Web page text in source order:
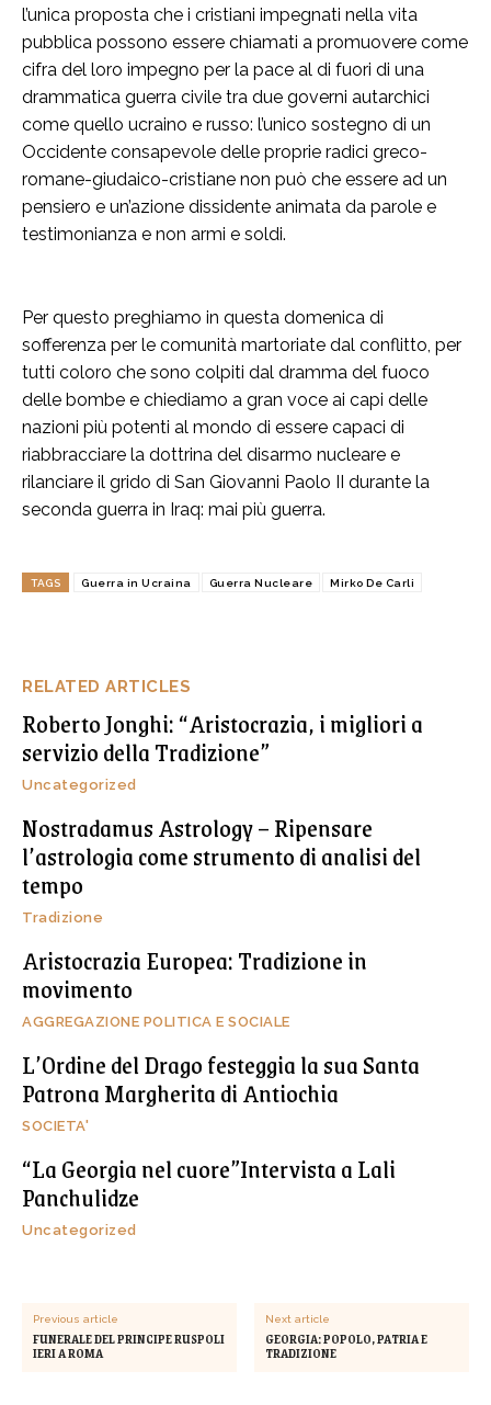
RELATED ARTICLES
Roberto Jonghi: “Aristocrazia, i migliori a
servizio della Tradizione”
Uncategorized
Nostradamus Astrology – Ripensare
l’astrologia come strumento di analisi del
tempo
Tradizione
Aristocrazia Europea: Tradizione in
movimento
AGGREGAZIONE POLITICA E SOCIALE
L’Ordine del Drago festeggia la sua Santa
Patrona Margherita di Antiochia
SOCIETA'
“La Georgia nel cuore”Intervista a Lali
Panchulidze
Uncategorized
l’unica proposta che i cristiani impegnati nella vita
pubblica possono essere chiamati a promuovere come
cifra del loro impegno per la pace al di fuori di una
drammatica guerra civile tra due governi autarchici
come quello ucraino e russo: l’unico sostegno di un
Occidente consapevole delle proprie radici greco-
romane-giudaico-cristiane non può che essere ad un
pensiero e un’azione dissidente animata da parole e
testimonianza e non armi e soldi.
Per questo preghiamo in questa domenica di
sofferenza per le comunità martoriate dal conflitto, per
tutti coloro che sono colpiti dal dramma del fuoco
delle bombe e chiediamo a gran voce ai capi delle
nazioni più potenti al mondo di essere capaci di
riabbracciare la dottrina del disarmo nucleare e
rilanciare il grido di San Giovanni Paolo II durante la
seconda guerra in Iraq: mai più guerra.
TAGS Guerra in Ucraina Guerra Nucleare Mirko De Carli
Previous article
FUNERALE DEL PRINCIPE RUSPOLI
IERI A ROMA
Next article
GEORGIA: POPOLO, PATRIA E
TRADIZIONE